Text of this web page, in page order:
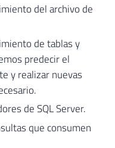
del archivo de
de tablas y
predecir el
y realizar nuevas
de SQL Server.
que consumen